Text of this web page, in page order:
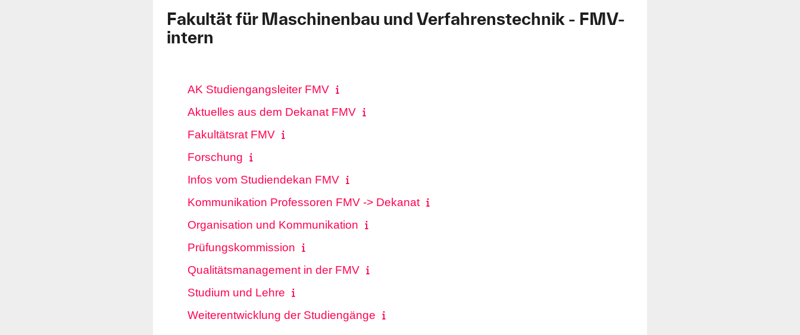
Fakultät für Maschinenbau und Verfahrenstechnik - FMV-
intern
AK Studiengangsleiter FMV
Aktuelles aus dem Dekanat FMV
Fakultätsrat FMV
Forschung
Infos vom Studiendekan FMV
Kommunikation Professoren FMV -> Dekanat
Organisation und Kommunikation
Prüfungskommission
Qualitätsmanagement in der FMV
Studium und Lehre
Weiterentwicklung der Studiengänge